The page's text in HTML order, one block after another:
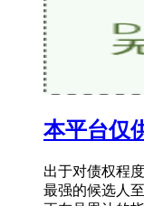
本平台仅
出于对债权程
最强的候选人